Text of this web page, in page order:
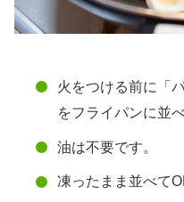
火をつける前に「
をフライパンに並べ
油は不要です。
凍ったまま並べて